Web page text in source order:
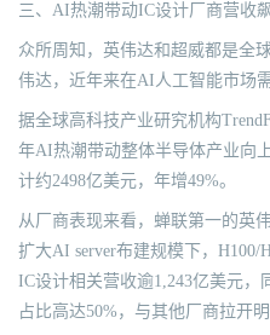
三、AI热潮带动IC设计厂商营收
众所周知，英伟达和超威都是全
伟达，近年来在AI人工智能市场
据全球高科技产业研究机构
年AI热潮带动整体半导体产业向
计约2498亿美元，年增49%。
从厂商表现来看，蝉联第一的英
扩大AI server布建规模下，H100/
IC设计相关营收逾1,243亿美元，
占比高达50%，与其他厂商拉开明